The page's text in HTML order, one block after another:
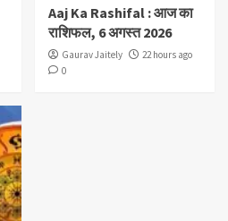
Aaj Ka Rashifal : आज का
राशिफल, 6 अगस्त 2026
Gaurav Jaitely
22 hours ago
0